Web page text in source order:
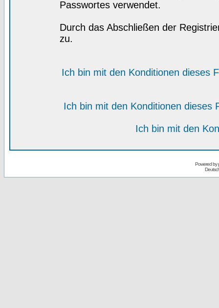
Passwortes verwendet.
Durch das Abschließen der
zu.
Ich bin mit den Konditionen dieses
Ich bin mit den Konditionen dieses
Ich bin mit den
Powered by